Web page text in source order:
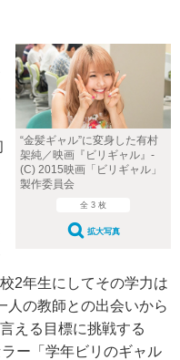
“金髪ギャル”に変身した有村
架純／映画『ビリギャル』-
(C) 2015映画「ビリギャル」
製作委員会
全 3 枚
拡大写真
2年生にしてその学力は
人の教師との出会いから
える目標に挑戦する
ー「学年ビリのギャル